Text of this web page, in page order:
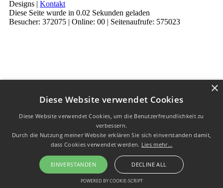
Designs | Kontakt
Diese Seite wurde in 0.02 Sekunden geladen
Besucher: 372075 | Online: 00 | Seitenaufrufe: 575023
Diese Website verwendet Cookies
Diese Website verwendet Cookies, um die Benutzerfreundlichkeit zu
verbessern.
Durch die Nutzung meiner Website erklären Sie sich einverstanden damit,
dass Cookies verwendet werden. Lies mehr...
EINVERSTANDEN DECLINE ALL
POWERED BY COOKIE-SCRIPT
×